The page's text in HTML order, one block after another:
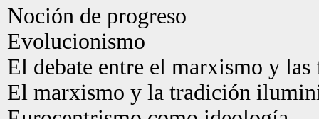
Noción de progreso
Evolucionismo
El debate entre el marxismo y
El marxismo y la tradición